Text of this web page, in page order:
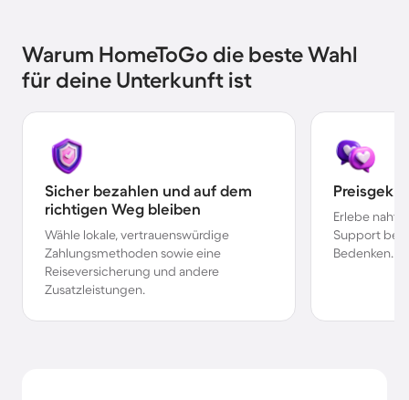
Warum HomeToGo die beste Wahl
für deine Unterkunft ist
Sicher bezahlen und auf dem
richtigen Weg bleiben
Wähle lokale, vertrauenswürdige
Zahlungsmethoden sowie eine
Reiseversicherung und andere
Zusatzleistungen.
Erlebe
Support bei
Bedenken.